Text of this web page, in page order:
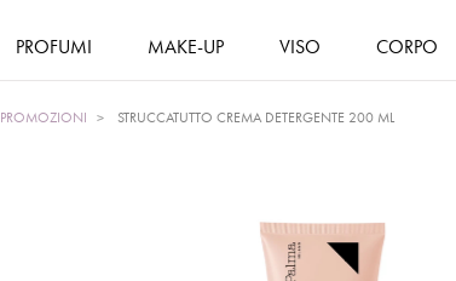
PROFUMI MAKE-UP VISO CORPO
PROMOZIONI STRUCCATUTTO CREMA DETERGENTE 200 ML